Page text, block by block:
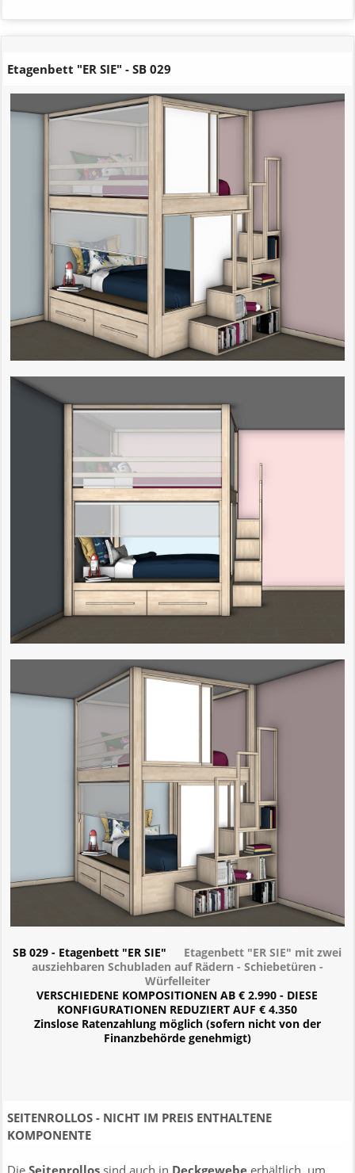
Etagenbett "ER SIE" - SB 029
SB 029 - Etagenbett "ER SIE"
Etagenbett "ER SIE" mit zwei
ausziehbaren Schubladen auf Rädern - Schiebetüren -
Würfelleiter
VERSCHIEDENE KOMPOSITIONEN AB € 2.990 - DIESE
KONFIGURATIONEN REDUZIERT AUF € 4.350
Zinslose Ratenzahlung möglich (sofern nicht von der
Finanzbehörde genehmigt)
SEITENROLLOS - NICHT IM PREIS ENTHALTENE
KOMPONENTE